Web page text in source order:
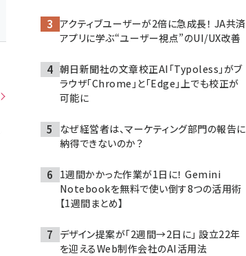
アクティブユーザーが2倍に急成長！ JA共済
アプリに学ぶ“ユーザー視点”のUI/UX改善
朝日新聞社の文章校正AI「Typoless」がブ
ラウザ「Chrome」と「Edge」上でも校正が
可能に
なぜ経営者は、マーケティング部門の報告に
納得できないのか？
1週間かかった作業が1日に！ Gemini
Notebookを無料で使い倒す8つの活用術
【1週間まとめ】
デザイン提案が「2週間→2日に」 設立22年
を迎えるWeb制作会社のAI活用法